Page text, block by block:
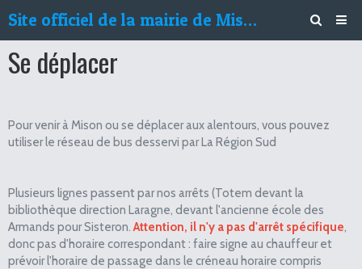
Site officiel de la mairie de Mison
Découvrir Mison
Services municipaux
Agenda
Le Misonnais
Vos doléances
Se déplacer
Pour venir à Mison ou se déplacer aux alentours, vous pouvez
utiliser le réseau de bus desservi par La Région Sud
Plusieurs lignes passent par nos arrêts (Totem devant la
bibliothèque direction Laragne, devant l'ancienne école des
Armands pour Sisteron.Attention, il n'y a pas d'arrêt spécifique,
donc pas d'horaire correspondant : faire signe au chauffeur et
prévoir l'horaire de passage dans le créneau horaire compris